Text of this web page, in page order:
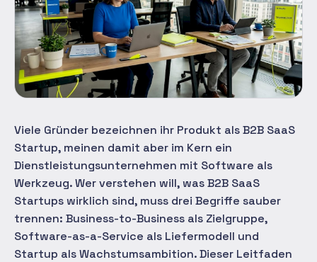
Viele Gründer bezeichnen ihr Produkt als B2B SaaS
Startup, meinen damit aber im Kern ein
Dienstleistungsunternehmen mit Software als
Werkzeug. Wer verstehen will, was B2B SaaS
Startups wirklich sind, muss drei Begriffe sauber
trennen: Business-to-Business als Zielgruppe,
Software-as-a-Service als Liefermodell und
Startup als Wachstumsambition. Dieser Leitfaden